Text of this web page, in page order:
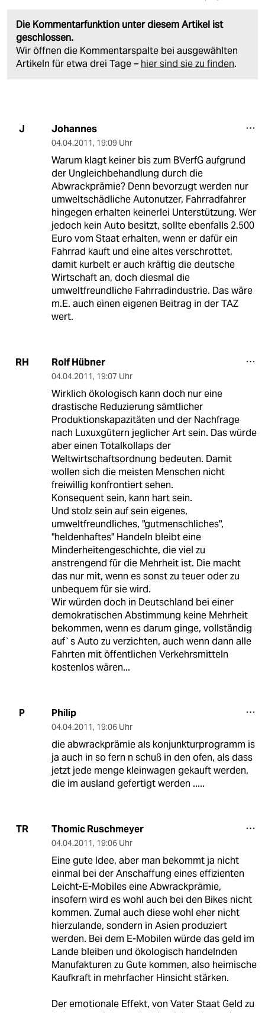
Die Kommentarfunktion unter diesem Artikel ist
geschlossen.
Wir öffnen die Kommentarspalte bei ausgewählten
Artikeln für etwa drei Tage – hier sind sie zu finden.
J Johannes
04.04.2011, 19:09 Uhr
Warum klagt keiner bis zum BVerfG aufgrund
der Ungleichbehandlung durch die
Abwrackprämie? Denn bevorzugt werden nur
umweltschädliche Autonutzer, Fahrradfahrer
hingegen erhalten keinerlei Unterstützung. Wer
jedoch kein Auto besitzt, sollte ebenfalls 2.500
Euro vom Staat erhalten, wenn er dafür ein
Fahrrad kauft und eine altes verschrottet,
damit kurbelt er auch kräftig die deutsche
Wirtschaft an, doch diesmal die
umweltfreundliche Fahrradindustrie. Das wäre
m.E. auch einen eigenen Beitrag in der TAZ
wert.
RH Rolf Hübner
04.04.2011, 19:07 Uhr
Wirklich ökologisch kann doch nur eine
drastische Reduzierung sämtlicher
Produktionskapazitäten und der Nachfrage
nach Luxuxgütern jeglicher Art sein. Das würde
aber einen Totalkollaps der
Weltwirtschaftsordnung bedeuten. Damit
wollen sich die meisten Menschen nicht
freiwillig konfrontiert sehen.
Konsequent sein, kann hart sein.
Und stolz sein auf sein eigenes,
umweltfreundliches, "gutmenschliches",
"heldenhaftes" Handeln bleibt eine
Minderheitengeschichte, die viel zu
anstrengend für die Mehrheit ist. Die macht
das nur mit, wenn es sonst zu teuer oder zu
unbequem für sie wird.
Wir würden doch in Deutschland bei einer
demokratischen Abstimmung keine Mehrheit
bekommen, wenn es darum ginge, vollständig
auf`s Auto zu verzichten, auch wenn dann alle
Fahrten mit öffentlichen Verkehrsmitteln
kostenlos wären...
P Philip
04.04.2011, 19:06 Uhr
die abwrackprämie als konjunkturprogramm is
ja auch in so fern n schuß in den ofen, als dass
jetzt jede menge kleinwagen gekauft werden,
die im ausland gefertigt werden .....
TR Thomic Ruschmeyer
04.04.2011, 19:06 Uhr
Eine gute Idee, aber man bekommt ja nicht
einmal bei der Anschaffung eines effizienten
Leicht-E-Mobiles eine Abwrackprämie,
insofern wird es wohl auch bei den Bikes nicht
kommen. Zumal auch diese wohl eher nicht
hierzulande, sondern in Asien produziert
werden. Bei dem E-Mobilen würde das geld im
Lande bleiben und ökologisch handelnden
Manufakturen zu Gute kommen, also heimische
Kaufkraft in mehrfacher Hinsicht stärken.
Der emotionale Effekt, von Vater Staat Geld zu